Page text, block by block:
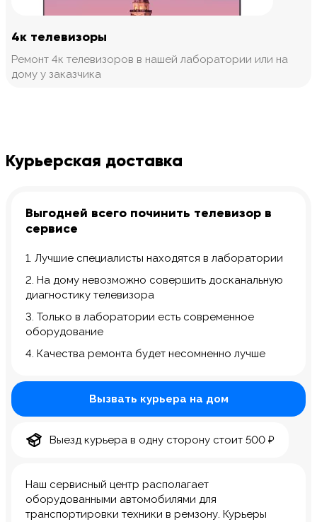
4к телевизоры
Ремонт 4к телевизоров в нашей лаборатории или на
дому у заказчика
Курьерская доставка
Выгодней всего починить телевизор в
сервисе
1. Лучшие специалисты находятся в лаборатории
2. На дому невозможно совершить досканальную
диагностику телевизора
3. Только в лаборатории есть современное
оборудование
4. Качества ремонта будет несомненно лучше
Наш сервисный центр располагает
оборудованными автомобилями для
транспортировки техники в ремзону. Курьеры
Вызвать курьера на дом
Выезд курьера в одну сторону стоит 500 ₽